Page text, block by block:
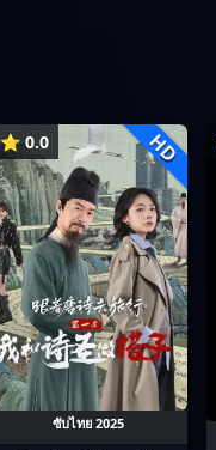
⭐ 0.0 HD
ซับไทย 2025